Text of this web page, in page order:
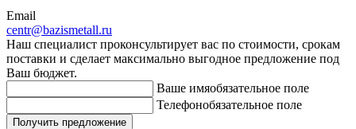
Email
centr@bazismetall.ru
Наш специалист проконсультирует вас по стоимости, срокам
поставки и сделает максимально выгодное предложение под
Ваш бюджет.
Ваше имяобязательное поле
Телефонобязательное поле
Получить предложение